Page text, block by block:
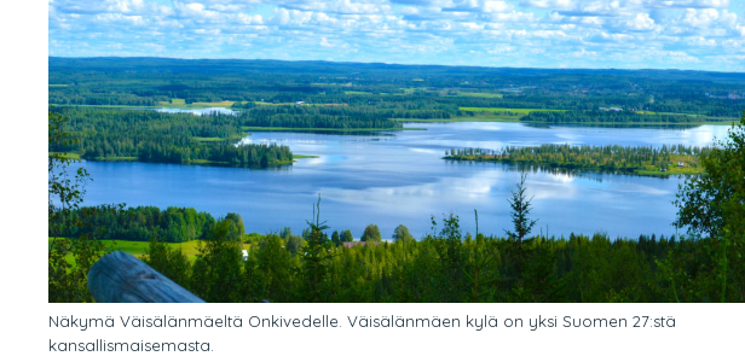
Näkymä Väisälänmäeltä Onkivedelle. Väisälänmäen kylä on yksi Suomen 27:stä
kansallismaisemasta.